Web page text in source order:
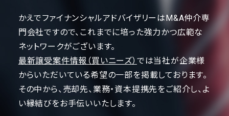
かえでファイナンシャルアドバイザリーはM&A仲介専
門会社ですので、これまでに培った強力かつ広範な
ネットワークがございます。
最新譲受案件情報（買いニーズ） では当社が企業様
からいただいている希望の一部を掲載しております。
その中から、売却先、業務・資本提携先をご紹介し、よ
い縁結びをお手伝いいたします。